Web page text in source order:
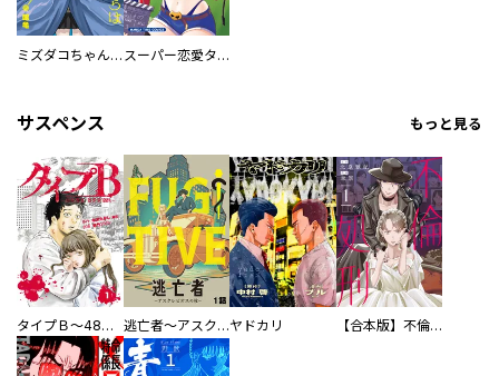
ミズダコちゃんからは逃げられない！ スーパー恋愛タイム！～現場でドＳな彼女は自宅でデレる～
サスペンス もっと見る
タイプＢ～48時間後、致死率100％～【単話】 逃亡者～アスクレピオスの杖～ヤドカリ 【合本版】不倫処刑